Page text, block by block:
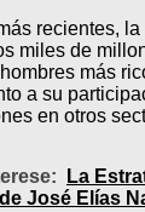
recientes, la
miles de
más
a su
en otros
La
José Elías